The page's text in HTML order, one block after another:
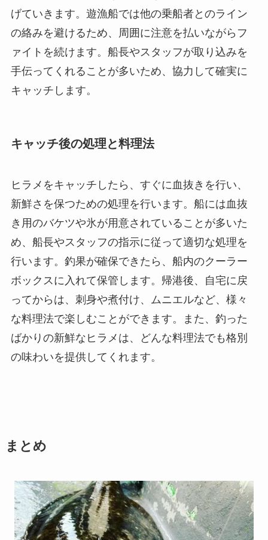
げていきます。遊漁船では他の乗船者とのライン
の絡みを避けるため、周囲に注意を払いながらフ
ァイトを続けます。船長やスタッフが取り込みを
手伝ってくれることが多いため、協力して確実に
キャッチします。
キャッチ後の処理と料理法
ヒラメをキャッチしたら、すぐに血抜きを行い、
新鮮さを保つための処理を行います。船には血抜
き用のバケツや氷が用意されていることが多いた
め、船長やスタッフの指示に従って適切な処理を
行います。釣果が確保できたら、船内のクーラー
ボックスに入れて保管します。帰港後、自宅に戻
ってからは、刺身や煮付け、ムニエルなど、様々
な料理法で楽しむことができます。また、釣った
ばかりの新鮮なヒラメは、どんな料理法でも格別
の味わいを提供してくれます。
まとめ